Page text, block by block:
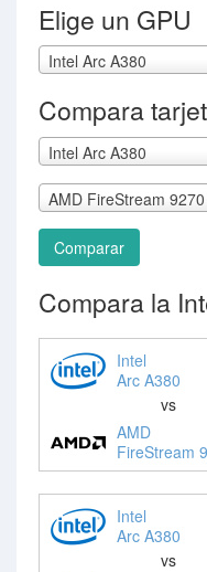
Elige un GPU
Intel Arc A380
Compara
Intel Arc A380
AMD FireStream 9270
Comparar
Compara la
Intel
Arc A380
vs
AMD
FireStream
Intel
Arc A380
vs